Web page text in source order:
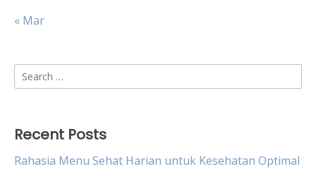
« Mar
Search
for:
Recent Posts
Rahasia Menu Sehat Harian untuk Kesehatan Optimal